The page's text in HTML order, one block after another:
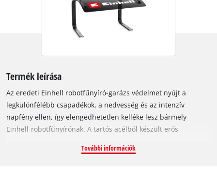
Termék leírása
Az eredeti Einhell robotfűnyíró-garázs védelmet nyújt a
legkülönfélébb csapadékok, a nedvesség és az intenzív
napfény ellen, így elengedhetetlen kelléke lesz bármely
Einhell-robotfűnyírónak. A tartós acélból készült erős
megóvja a fűnyírót az időjárás viszontagságaitól: kiváló
További információk